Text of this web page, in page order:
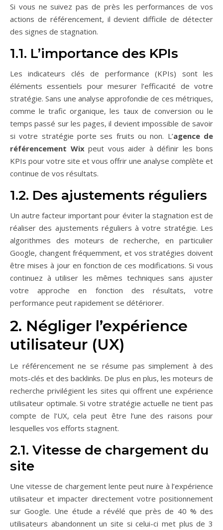
Si vous ne suivez pas de près les performances de vos
actions de référencement, il devient difficile de détecter
des signes de stagnation.
1.1. L’importance des KPIs
Les indicateurs clés de performance (KPIs) sont les
éléments essentiels pour mesurer l’efficacité de votre
stratégie. Sans une analyse approfondie de ces métriques,
comme le trafic organique, les taux de conversion ou le
temps passé sur les pages, il devient impossible de savoir
si votre stratégie porte ses fruits ou non. L’agence de
référencement Wixpeut vous aider à définir les bons
KPIs pour votre site et vous offrir une analyse complète et
continue de vos résultats.
1.2. Des ajustements réguliers
Un autre facteur important pour éviter la stagnation est de
réaliser des ajustements réguliers à votre stratégie. Les
algorithmes des moteurs de recherche, en particulier
Google, changent fréquemment, et vos stratégies doivent
être mises à jour en fonction de ces modifications. Si vous
continuez à utiliser les mêmes techniques sans ajuster
votre approche en fonction des résultats, votre
performance peut rapidement se détériorer.
2. Négliger l’expérience
utilisateur (UX)
Le référencement ne se résume pas simplement à des
mots-clés et des backlinks. De plus en plus, les moteurs de
recherche privilégient les sites qui offrent une expérience
utilisateur optimale. Si votre stratégie actuelle ne tient pas
compte de l’UX, cela peut être l’une des raisons pour
lesquelles vos efforts stagnent.
2.1. Vitesse de chargement du
site
Une vitesse de chargement lente peut nuire à l’expérience
utilisateur et impacter directement votre positionnement
sur Google. Une étude a révélé que près de 40 % des
utilisateurs abandonnent un site si celui-ci met plus de 3